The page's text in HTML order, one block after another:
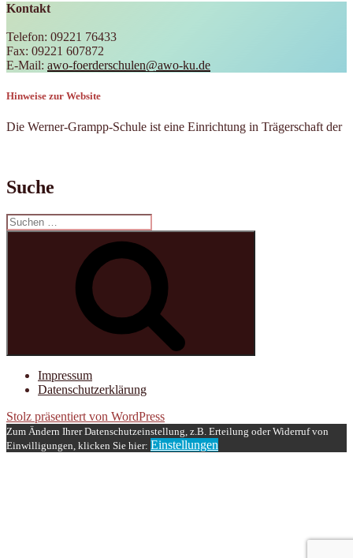
Kontakt
Telefon: 09221 76433
Fax: 09221 607872
E-Mail: awo-foerderschulen@awo-ku.de
Hinweise zur Website
Die Werner-Grampp-Schule ist eine Einrichtung in Trägerschaft der
Suche
Suchen
nach:
Impressum
Datenschutzerklärung
Stolz präsentiert von WordPress
Zum Ändern Ihrer Datenschutzeinstellung, z.B. Erteilung oder Widerruf von
Einwilligungen, klicken Sie hier: Einstellungen